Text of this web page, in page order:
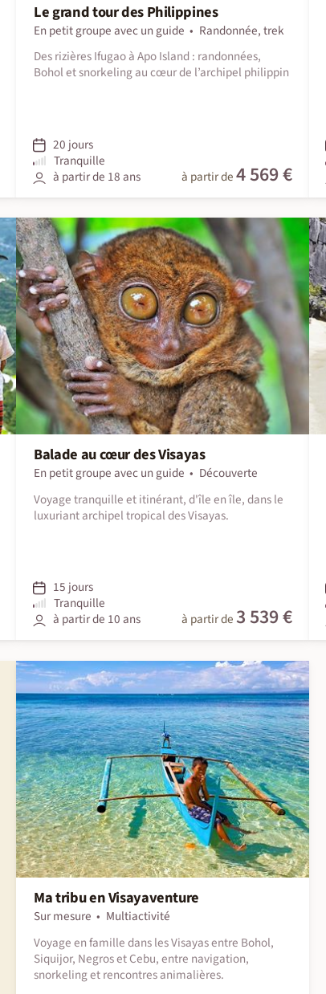
Le grand tour des Philippines
En petit groupe avec un guide
Randonnée, trek
Des rizières Ifugao à Apo Island : randonnées,
Bohol et snorkeling au cœur de l’archipel philippin
20 jours
Tranquille
à partir de 18 ans
à partir de4 569 €
Balade au cœur des Visayas
En petit groupe avec un guide
Découverte
Voyage tranquille et itinérant, d'île en île, dans le
luxuriant archipel tropical des Visayas.
15 jours
Tranquille
à partir de 10 ans
à partir de 3 539 €
Ma tribu en Visayaventure
Sur mesure
Multiactivité
Voyage en famille dans les Visayas entre Bohol,
Siquijor, Negros et Cebu, entre navigation,
snorkeling et rencontres animalières.